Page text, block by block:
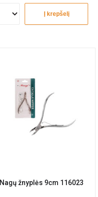
Į krepšelį
Nagų žnyplės 9cm 116023